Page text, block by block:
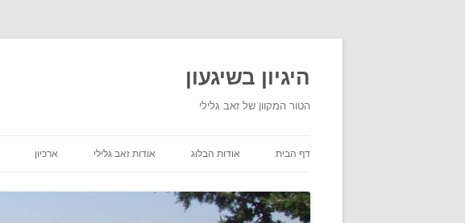
היגיון בשיגעון
הטור המקוון של זאב גלילי
דף הבית אודות הבלוג אודות זאב גלילי ארכיון